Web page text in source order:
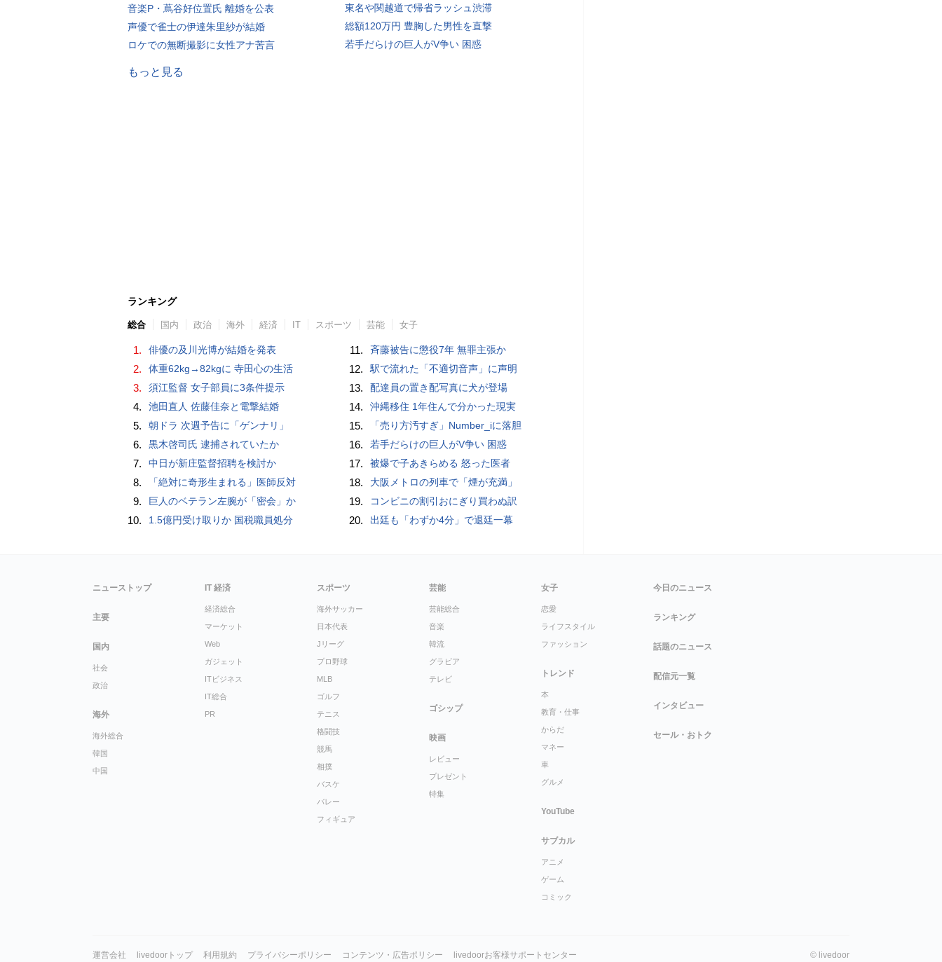
音楽P・蔦谷好位置氏 離婚を公表
声優で雀士の伊達朱里紗が結婚
ロケでの無断撮影に女性アナ苦言
東名や関越道で帰省ラッシュ渋滞
総額120万円 豊胸した男性を直撃
若手だらけの巨人がV争い 困惑
もっと見る
ランキング
総合 国内 政治 海外 経済 IT スポーツ 芸能 女子
1. 俳優の及川光博が結婚を発表
2. 体重62kg→82kgに 寺田心の生活
3. 須江監督 女子部員に3条件提示
4. 池田直人 佐藤佳奈と電撃結婚
5. 朝ドラ 次週予告に「ゲンナリ」
6. 黒木啓司氏 逮捕されていたか
7. 中日が新庄監督招聘を検討か
8. 「絶対に奇形生まれる」医師反対
9. 巨人のベテラン左腕が「密会」か
10. 1.5億円受け取りか 国税職員処分
11. 斉藤被告に懲役7年 無罪主張か
12. 駅で流れた「不適切音声」に声明
13. 配達員の置き配写真に犬が登場
14. 沖縄移住 1年住んで分かった現実
15. 「売り方汚すぎ」Number_iに落胆
16. 若手だらけの巨人がV争い 困惑
17. 被爆で子あきらめる 怒った医者
18. 大阪メトロの列車で「煙が充満」
19. コンビニの割引おにぎり買わぬ訳
20. 出廷も「わずか4分」で退廷一幕
ニューストップ
主要
国内
社会
政治
海外
海外総合
韓国
中国
IT 経済
経済総合
マーケット
Web
ガジェット
ITビジネス
IT総合
PR
スポーツ
海外サッカー
日本代表
Jリーグ
プロ野球
MLB
ゴルフ
テニス
格闘技
競馬
相撲
バスケ
バレー
フィギュア
芸能
芸能総合
音楽
韓流
グラビア
テレビ
ゴシップ
映画
レビュー
プレゼント
特集
女子
恋愛
ライフスタイル
ファッション
トレンド
本
教育・仕事
からだ
マネー
車
グルメ
YouTube
サブカル
アニメ
ゲーム
コミック
今日のニュース
ランキング
話題のニュース
配信元一覧
インタビュー
セール・おトク
運営会社 livedoorトップ 利用規約 プライバシーポリシー コンテンツ・広告ポリシー livedoorお客様サポートセンター © livedoor